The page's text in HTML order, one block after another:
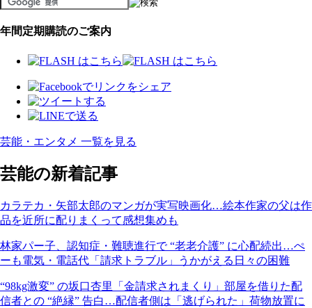
年間定期購読のご案内
芸能・エンタメ 一覧を見る
芸能の新着記事
カラテカ・矢部太郎のマンガが実写映画化…絵本作家の父は作
品を近所に配りまくって感想集めも
林家パー子、認知症・難聴進行で “老老介護” に心配続出…ぺ
ーも電気・電話代「請求トラブル」うかがえる日々の困難
“98kg激変” の坂口杏里「金請求されまくり」部屋を借りた配
信者との “絶縁” 告白…配信者側は「逃げられた」荷物放置に